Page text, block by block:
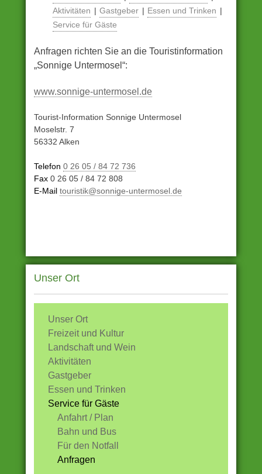
Aktivitäten
Gastgeber
Essen und Trinken
Service für Gäste
Anfragen richten Sie an die Touristinformation
„Sonnige Untermosel“:
www.sonnige-untermosel.de
Tourist-Information Sonnige Untermosel
Moselstr. 7
56332 Alken
Telefon 0 26 05 / 84 72 736
Fax 0 26 05 / 84 72 808
E-Mail touristik@sonnige-untermosel.de
Unser Ort
Unser Ort
Freizeit und Kultur
Landschaft und Wein
Aktivitäten
Gastgeber
Essen und Trinken
Service für Gäste
Anfahrt / Plan
Bahn und Bus
Für den Notfall
Anfragen